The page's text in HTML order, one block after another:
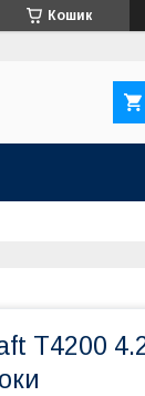
Кошик
T4200